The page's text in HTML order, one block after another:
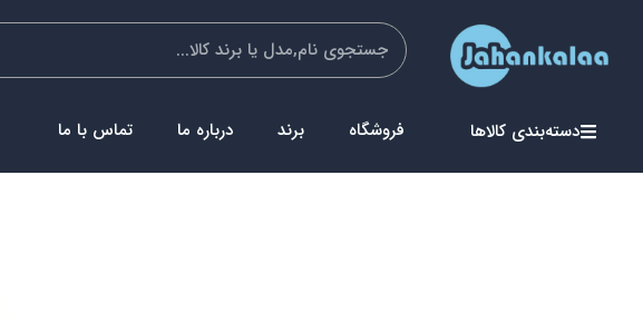
دسته‌بندی کالاها فروشگاه برند درباره ما تماس با ما